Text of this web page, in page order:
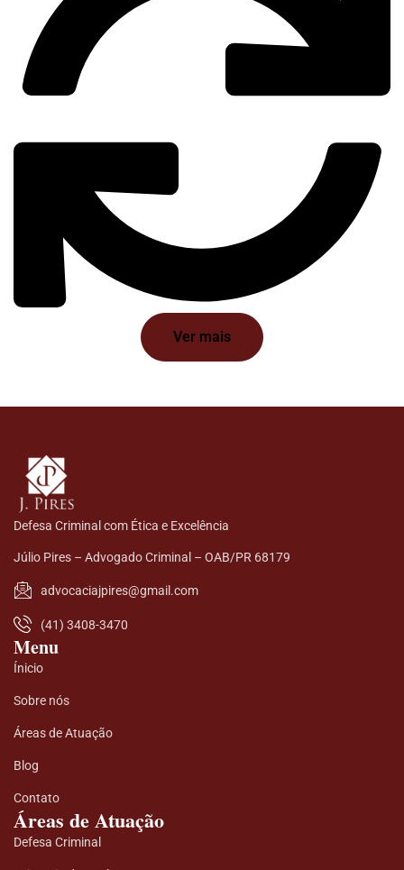
Ver mais
Defesa Criminal com Ética e Excelência
Júlio Pires – Advogado Criminal – OAB/PR 68179
advocaciajpires@gmail.com
(41) 3408-3470
Menu
Ínicio
Sobre nós
Áreas de Atuação
Blog
Contato
Áreas de Atuação
Defesa Criminal